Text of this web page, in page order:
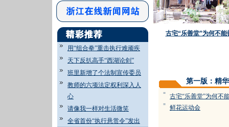
用“组合拳”重击执行难顽疾
天下反扒高手“西湖论剑”
班里新增了个法制宣传委员
教师的六项法定权利深入人
心
请像我一样对生活微笑
全省首份“执行悬赏令”发出
古宅“乐善堂”为何不能
第一版：精
= 古宅“乐善堂”为何不
= 鲜花运动会